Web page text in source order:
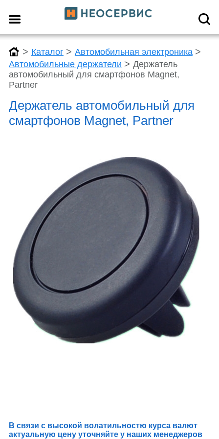
> Каталог > Автомобильная электроника >
Автомобильные держатели > Держатель
автомобильный для смартфонов Magnet,
Partner
Держатель автомобильный для
смартфонов Magnet, Partner
В связи с высокой волатильностю курса валют
актуальную цену уточняйте у наших менеджеров